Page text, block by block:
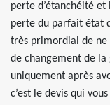
perte d’étanchéité et
perte du parfait état
très primordial de
de changement de
uniquement après
c’est le devis qui